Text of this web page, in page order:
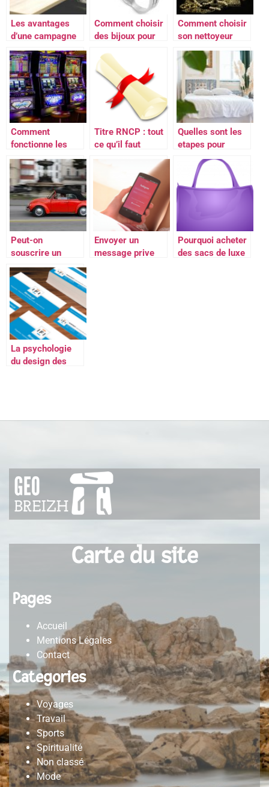
Les avantages
d’une campagne
webmarketing
avec une agence
web
Comment choisir
des bijoux pour
Comment choisir
son nettoyeur
ultrason ? Nos
conseils
Comment
fonctionne les
machines à sous
en ligne?
Titre RNCP : tout
ce qu’il faut
savoir
Quelles sont les
etapes pour
ouvrir une
chambre d’hotes
?
Peut-on
souscrire un
crédit auto en
ligne ?
Envoyer un
message prive
Pourquoi acheter
des sacs de luxe
La psychologie
du design des
Carte du site
Pages
Accueil
Mentions Légales
Contact
Categories
Voyages
Travail
Sports
Spiritualité
Non classé
Mode